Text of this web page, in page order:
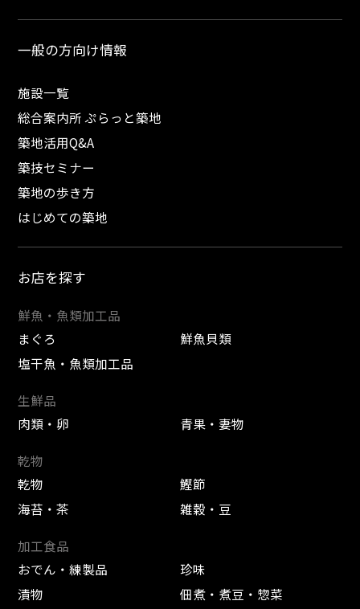
一般の方向け情報
施設一覧
総合案内所 ぷらっと築地
築地活用Q&A
築技セミナー
築地の歩き方
はじめての築地
お店を探す
鮮魚・魚類加工品
まぐろ
鮮魚貝類
塩干魚・魚類加工品
生鮮品
肉類・卵
青果・妻物
乾物
乾物
鰹節
海苔・茶
雑穀・豆
加工食品
おでん・練製品
珍味
漬物
佃煮・煮豆・惣菜